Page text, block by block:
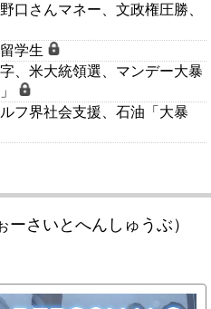
口さんマネー、文政権圧勝、
学生
、米大統領選、マンデー大暴
フ界社会支援、石油「大暴
さいとへんしゅうぶ）